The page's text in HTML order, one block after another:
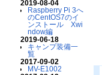
2019-08-04
Raspberry Pi 3へ
のCentOS7のイ
ンストール Xwi
ndow編
2019-06-18
キャンプ装備一
覧
2017-09-02
MV-E1002